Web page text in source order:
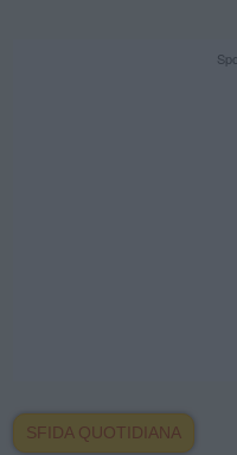
SFIDA QUOTIDIANA